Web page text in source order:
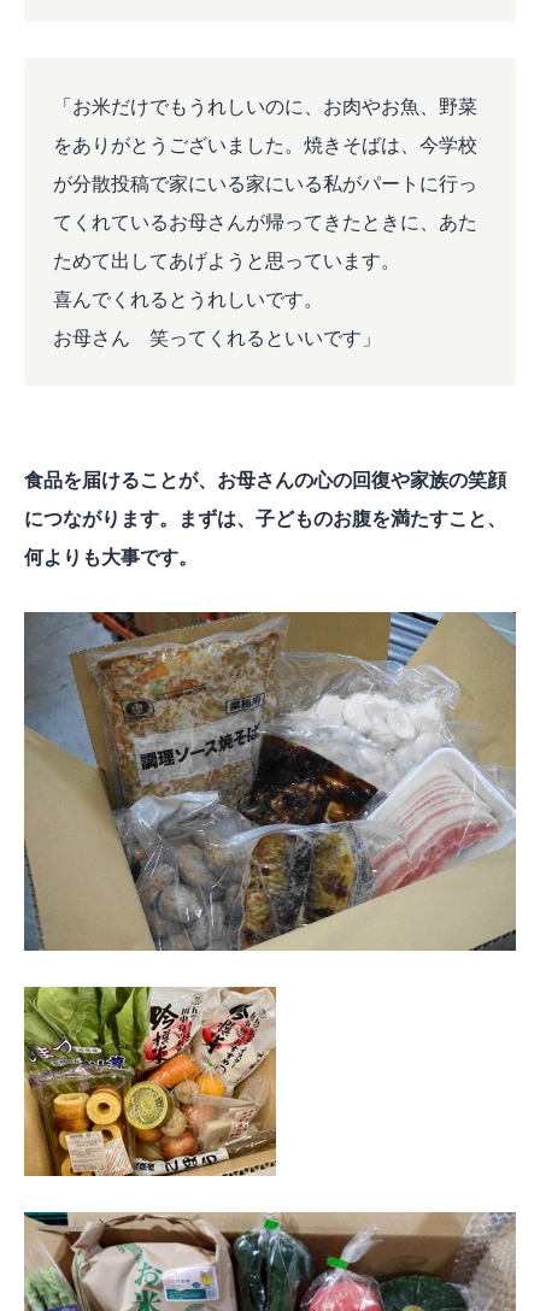
「お米だけでもうれしいのに、お肉やお魚、野菜
をありがとうございました。焼きそばは、今学校
が分散投稿で家にいる家にいる私がパートに行っ
てくれているお母さんが帰ってきたときに、あた
ためて出してあげようと思っています。
喜んでくれるとうれしいです。
お母さん 笑ってくれるといいです」
食品を届けることが、お母さんの心の回復や家族の笑顔
につながります。まずは、子どものお腹を満たすこと、
何よりも大事です。